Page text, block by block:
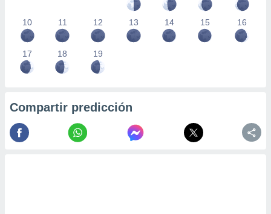
10 11 12 13 14 15 16
17 18 19
Compartir predicción